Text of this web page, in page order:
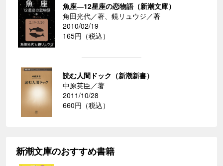
魚座―12星座の恋物語（新潮文庫）
角田光代／著、鏡リュウジ／著
2010/02/19
165円（税込）
読む人間ドック（新潮新書）
中原英臣／著
2011/10/28
660円（税込）
新潮文庫のおすすめ書籍